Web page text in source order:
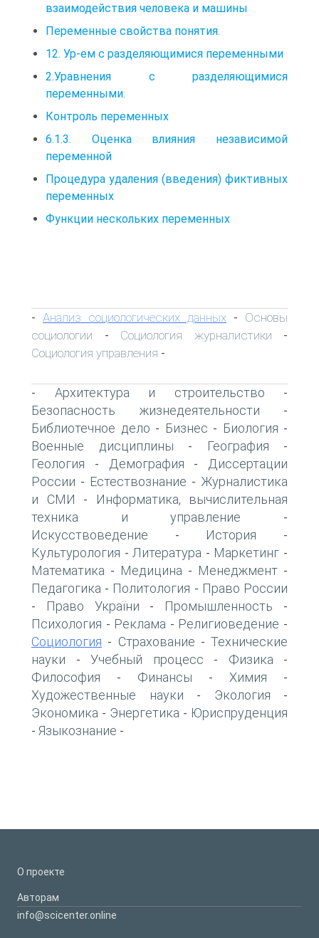
взаимодействия человека и машины
Переменные свойства понятия.
12. Ур-ем с разделяющимися переменными
2.Уравнения с разделяющимися
переменными.
Контроль переменных
6.1.3. Оценка влияния независимой
переменной
Процедура удаления (введения) фиктивных
переменных
Функции нескольких переменных
- Анализ социологических данных - Основы
социологии - Социология журналистики -
Социология управления -
- Архитектура и строительство -
Безопасность жизнедеятельности -
Библиотечное дело - Бизнес - Биология -
Военные дисциплины - География -
Геология - Демография -
Диссертации
России - Естествознание - Журналистика
и СМИ -
Информатика, вычислительная
техника и управление -
Искусствоведение - История -
Культурология - Литература - Маркетинг -
Математика - Медицина - Менеджмент -
Педагогика - Политология - Право России
- Право України - Промышленность -
Психология - Реклама - Религиоведение -
Социология - Страхование - Технические
науки - Учебный процесс - Физика -
Философия - Финансы - Химия -
Художественные науки - Экология -
Экономика - Энергетика - Юриспруденция
- Языкознание -
О проекте
Авторам
info@scicenter.online